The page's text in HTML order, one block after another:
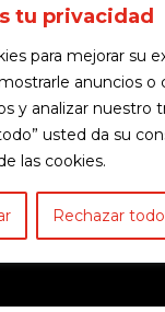
tu privacidad
para mejorar su
anuncios o
y analizar nuestro
usted da su
las cookies.
Rechazar todo
Contacto
66A-21 Salazar
311 443 9968